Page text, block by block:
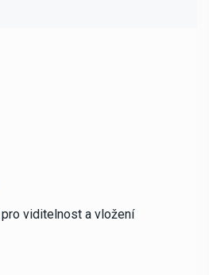
pro viditelnost a vložení